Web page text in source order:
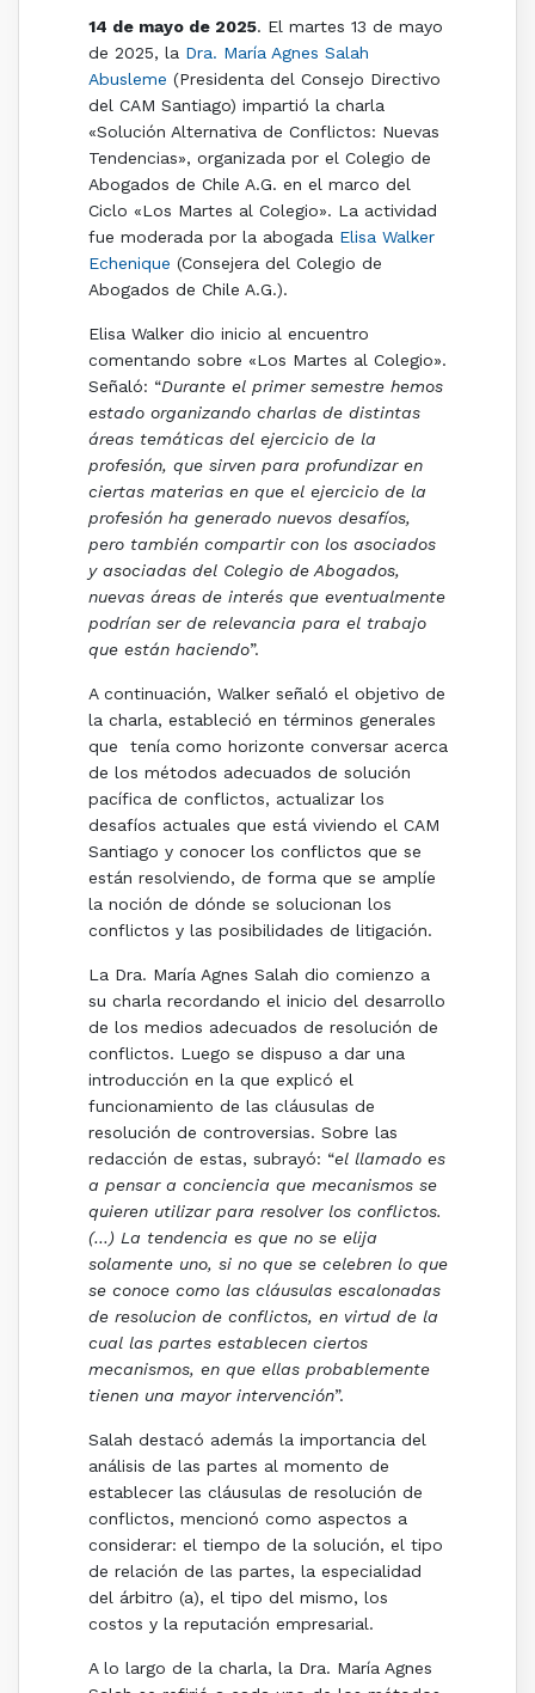
14 de mayo de 2025. El martes 13 de mayo
de 2025, la Dra. María Agnes Salah
Abusleme (Presidenta del Consejo Directivo
del CAM Santiago) impartió la charla
«Solución Alternativa de Conflictos: Nuevas
Tendencias», organizada por el Colegio de
Abogados de Chile A.G. en el marco del
Ciclo «Los Martes al Colegio». La actividad
fue moderada por la abogada Elisa Walker
Echenique (Consejera del Colegio de
Abogados de Chile A.G.).
Elisa Walker dio inicio al encuentro
comentando sobre «Los Martes al Colegio».
Señaló: “Durante el primer semestre hemos
estado organizando charlas de distintas
áreas temáticas del ejercicio de la
profesión, que sirven para profundizar en
ciertas materias en que el ejercicio de la
profesión ha generado nuevos desafíos,
pero también compartir con los asociados
y asociadas del Colegio de Abogados,
nuevas áreas de interés que eventualmente
podrían ser de relevancia para el trabajo
que están haciendo”.
A continuación, Walker señaló el objetivo de
la charla, estableció en términos generales
que tenía como horizonte conversar acerca
de los métodos adecuados de solución
pacífica de conflictos, actualizar los
desafíos actuales que está viviendo el CAM
Santiago y conocer los conflictos que se
están resolviendo, de forma que se amplíe
la noción de dónde se solucionan los
conflictos y las posibilidades de litigación.
La Dra. María Agnes Salah dio comienzo a
su charla recordando el inicio del desarrollo
de los medios adecuados de resolución de
conflictos. Luego se dispuso a dar una
introducción en la que explicó el
funcionamiento de las cláusulas de
resolución de controversias. Sobre las
redacción de estas, subrayó: “el llamado es
a pensar a conciencia que mecanismos se
quieren utilizar para resolver los conflictos.
(…) La tendencia es que no se elija
solamente uno, si no que se celebren lo que
se conoce como las cláusulas escalonadas
de resolucion de conflictos, en virtud de la
cual las partes establecen ciertos
mecanismos, en que ellas probablemente
tienen una mayor intervención”.
Salah destacó además la importancia del
análisis de las partes al momento de
establecer las cláusulas de resolución de
conflictos, mencionó como aspectos a
considerar: el tiempo de la solución, el tipo
de relación de las partes, la especialidad
del árbitro (a), el tipo del mismo, los
costos y la reputación empresarial.
A lo largo de la charla, la Dra. María Agnes